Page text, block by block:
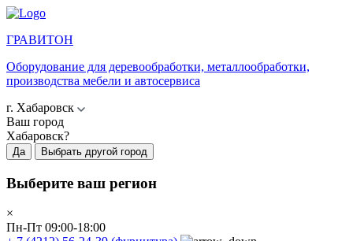
ГРАВИТОН
Оборудование для деревообработки, металлообработки,
производства мебели и автосервиса
г. Хабаровск
Ваш город
Хабаровск?
Да Выбрать другой город
Выберите ваш регион
×
Пн-Пт 09:00-18:00